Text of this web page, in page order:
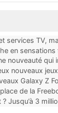
services TV,
en
nouveauté qui
nouveaux
Galaxy Z
de la
Jusqu’à 3